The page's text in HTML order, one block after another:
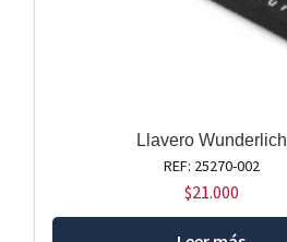
Llavero Wunderlich
REF: 25270-002
$21.000